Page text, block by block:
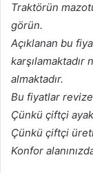
Traktörün
görün.
Açıklanan bu
karşılamaktadır
almaktadır.
Bu fiyatlar
Çünkü çiftçi
Çünkü çiftçi
Konfor